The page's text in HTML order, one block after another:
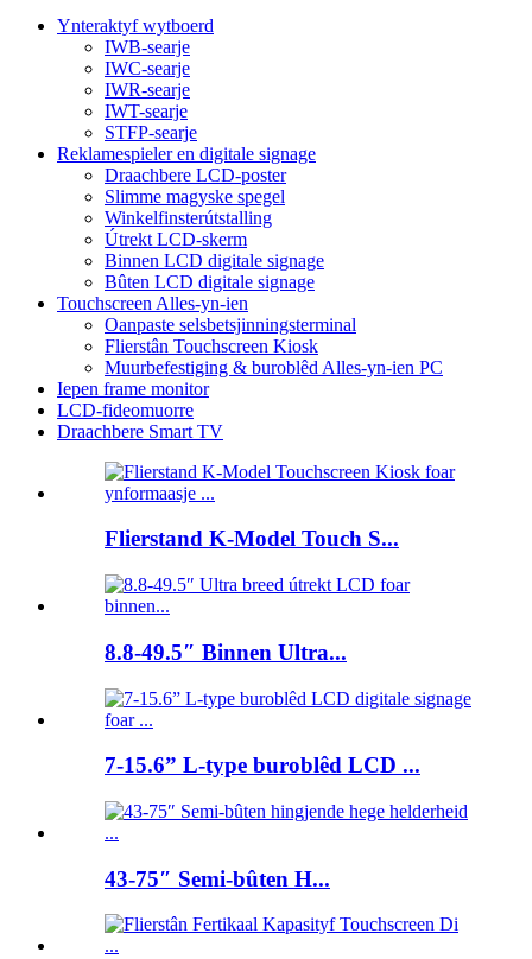
Ynteraktyf wytboerd
IWB-searje
IWC-searje
IWR-searje
IWT-searje
STFP-searje
Reklamespieler en digitale signage
Draachbere LCD-poster
Slimme magyske spegel
Winkelfinsterútstalling
Útrekt LCD-skerm
Binnen LCD digitale signage
Bûten LCD digitale signage
Touchscreen Alles-yn-ien
Oanpaste selsbetsjinningsterminal
Flierstân Touchscreen Kiosk
Muurbefestiging & buroblêd Alles-yn-ien PC
Iepen frame monitor
LCD-fideomuorre
Draachbere Smart TV
Flierstand K-Model Touch S...
8.8-49.5″ Binnen Ultra...
7-15.6” L-type buroblêd LCD ...
43-75″ Semi-bûten H...